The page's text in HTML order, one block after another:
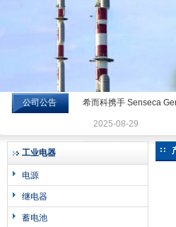
希而科工业控制设备有限公司
公司公告 希而科携手 Senseca
2025-08-29
工业电器
电源
继电器
蓄电池